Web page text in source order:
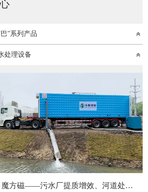
”系列产品
处理设备
魔方磁——污水厂提质增效、河道处…